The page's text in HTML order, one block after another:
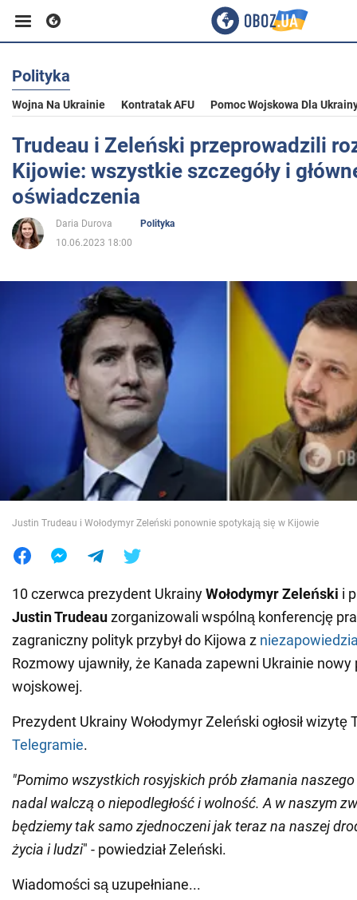
Biznes
Sport
Rozrywka
Życie
Społeczeństwo
Wojna na Ukrainie
Jedzenie
Polityka
Wojna Na Ukrainie Kontratak AFU Pomoc Wojskowa Dla
Trudeau i Zeleński przeprowadzili
Kijowie: wszystkie szczegóły i
oświadczenia
Daria Durova
Polityka
10.06.2023 18:00
Justin Trudeau i Wołodymyr Zeleński ponownie spotykają się w Kijowie
10 czerwca prezydent UkrainyWołodymyr Zeleński i
Justin Trudeauzorganizowali wspólną konferencję
zagraniczny polityk przybył do Kijowa z
Rozmowy ujawniły, że Kanada zapewni Ukrainie
wojskowej.
Prezydent Ukrainy Wołodymyr Zeleński ogłosił wizytę
Telegramie.
"Pomimo wszystkich rosyjskich prób złamania
nadal walczą o niepodległość i wolność. A w naszym
będziemy tak samo zjednoczeni jak teraz na naszej
życia i ludzi" - powiedział Zeleński.
Wiadomości są uzupełniane...